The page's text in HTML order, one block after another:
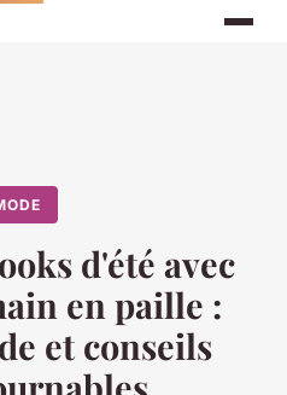
d'été avec
en paille :
et conseils